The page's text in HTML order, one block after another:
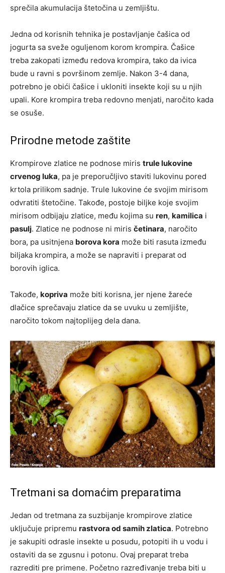
sprečila akumulacija štetočina u zemljištu.
Jedna od korisnih tehnika je postavljanje čašica od
jogurta sa sveže oguljenom korom krompira. Čašice
treba zakopati između redova krompira, tako da ivica
bude u ravni s površinom zemlje. Nakon 3-4 dana,
potrebno je obići čašice i ukloniti insekte koji su u njih
upali. Kore krompira treba redovno menjati, naročito kada
se osuše.
Prirodne metode zaštite
Krompirove zlatice ne podnose miris trule lukovine
crvenog luka, pa je preporučljivo staviti lukovinu pored
krtola prilikom sadnje. Trule lukovine će svojim mirisom
odvratiti štetočine. Takođe, postoje biljke koje svojim
mirisom odbijaju zlatice, među kojima su ren, kamilica i
pasulj. Zlatice ne podnose ni miris četinara, naročito
bora, pa usitnjena borova kora može biti rasuta između
biljaka krompira, a može se napraviti i preparat od
borovih iglica.
Takođe, kopriva može biti korisna, jer njene žareće
dlačice sprečavaju zlatice da se uvuku u zemljište,
naročito tokom najtoplijeg dela dana.
Tretmani sa domaćim preparatima
Jedan od tretmana za suzbijanje krompirove zlatice
uključuje pripremu rastvora od samih zlatica. Potrebno
je sakupiti odrasle insekte u posudu, potopiti ih u vodu i
ostaviti da se zgusnu i potonu. Ovaj preparat treba
razrediti pre primene. Početno razređivanje treba biti u